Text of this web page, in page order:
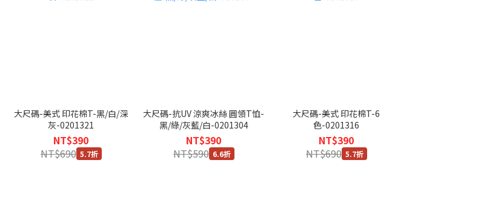
大尺碼-美式 印花棉T-黑/白/深
灰-0201321
NT$390
NT$690 5.7折
大尺碼-抗UV 涼爽冰絲 圓領T恤-
黑/綠/灰藍/白-0201304
NT$390
NT$590 6.6折
大尺碼-美式 印花棉T-6
色-0201316
NT$390
NT$690 5.7折